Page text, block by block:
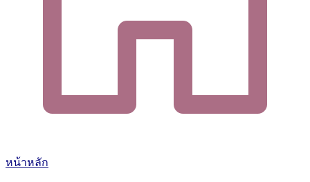
หน้าหลัก